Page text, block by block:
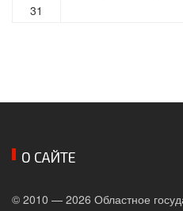
31
О САЙТЕ
© 2010 — 2026 Областное